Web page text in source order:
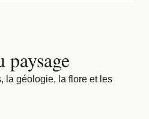
paysage
la géologie, la flore et les